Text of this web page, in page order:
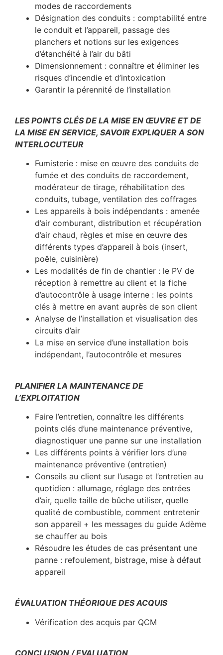
modes de raccordements
Désignation des conduits : comptabilité entre
le conduit et l’appareil, passage des
planchers et notions sur les exigences
d’étanchéité à l’air du bâti
Dimensionnement : connaître et éliminer les
risques d’incendie et d’intoxication
Garantir la pérennité de l’installation
LES POINTS CLÉS DE LA MISE EN ŒUVRE ET DE
LA MISE EN SERVICE, SAVOIR EXPLIQUER A SON
INTERLOCUTEUR
Fumisterie : mise en œuvre des conduits de
fumée et des conduits de raccordement,
modérateur de tirage, réhabilitation des
conduits, tubage, ventilation des coffrages
Les appareils à bois indépendants : amenée
d’air comburant, distribution et récupération
d’air chaud, règles et mise en œuvre des
différents types d’appareil à bois (insert,
poêle, cuisinière)
Les modalités de fin de chantier : le PV de
réception à remettre au client et la fiche
d’autocontrôle à usage interne : les points
clés à mettre en avant auprès de son client
Analyse de l’installation et visualisation des
circuits d’air
La mise en service d’une installation bois
indépendant, l’autocontrôle et mesures
PLANIFIER LA MAINTENANCE DE
L’EXPLOITATION
Faire l’entretien, connaître les différents
points clés d’une maintenance préventive,
diagnostiquer une panne sur une installation
Les différents points à vérifier lors d’une
maintenance préventive (entretien)
Conseils au client sur l’usage et l’entretien au
quotidien : allumage, réglage des entrées
d’air, quelle taille de bûche utiliser, quelle
qualité de combustible, comment entretenir
son appareil + les messages du guide Adème
se chauffer au bois
Résoudre les études de cas présentant une
panne : refoulement, bistrage, mise à défaut
appareil
ÉVALUATION THÉORIQUE DES ACQUIS
Vérification des acquis par QCM